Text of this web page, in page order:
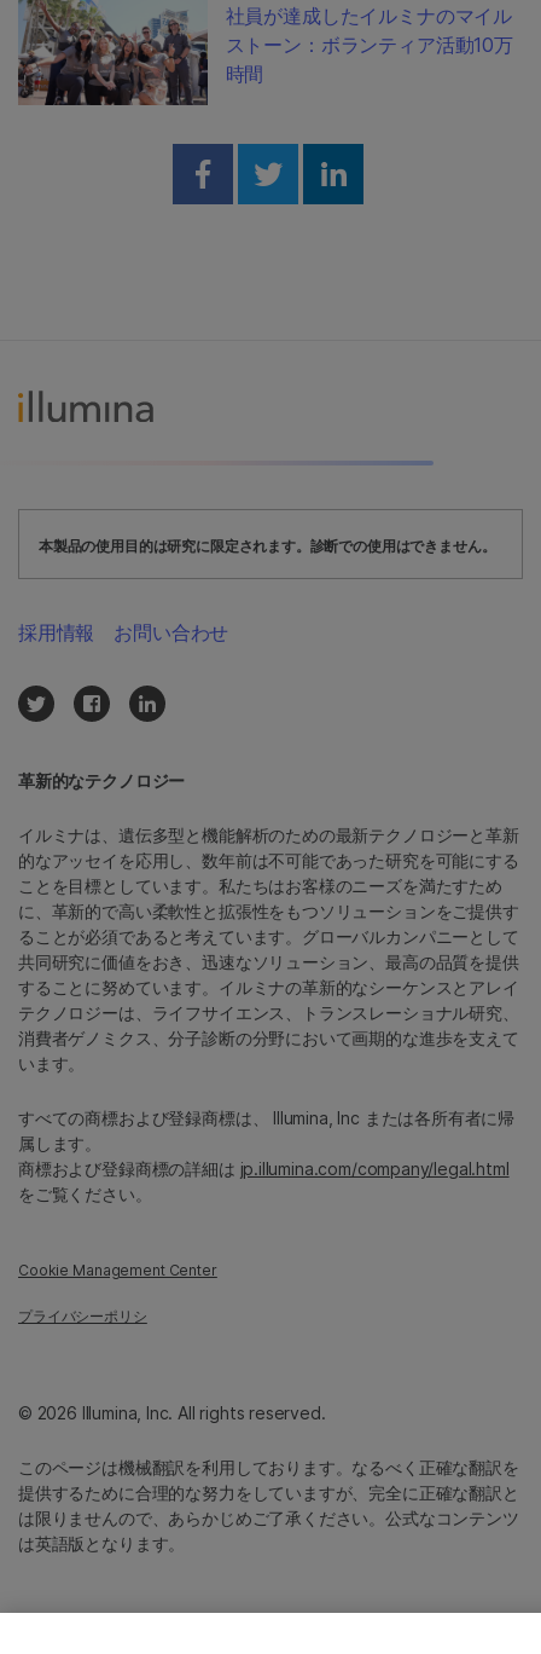
社員が達成したイルミナのマイル
ストーン：ボランティア活動10万
時間
Share on Facebook
Share on Twitter
Share on
本製品の使用目的は研究に限定されます。診断での使用はできません。
このページは機械翻訳を利用しております。なるべく正確な翻訳を
提供するために合理的な努力をしていますが、完全に正確な翻訳と
は限りませんので、あらかじめご了承ください。公式なコンテンツ
は英語版となります。
革新的なテクノロジー
イルミナは、遺伝多型と機能解析のための最新テクノロジーと革新
的なアッセイを応用し、数年前は不可能であった研究を可能にする
ことを目標としています。私たちはお客様のニーズを満たすため
に、革新的で高い柔軟性と拡張性をもつソリューションをご提供す
ることが必須であると考えています。グローバルカンパニーとして
共同研究に価値をおき、迅速なソリューション、最高の品質を提供
することに努めています。イルミナの革新的なシーケンスとアレイ
テクノロジーは、ライフサイエンス、トランスレーショナル研究、
消費者ゲノミクス、分子診断の分野において画期的な進歩を支えて
います。
すべての商標および登録商標は、 Illumina, Inc または各所有者に帰
属します。
商標および登録商標の詳細は jp.illumina.com/company/legal.html
をご覧ください。
Cookie Management Center
プライバシーポリシ
採用情報 お問い合わせ
© 2026 Illumina, Inc. All rights reserved.